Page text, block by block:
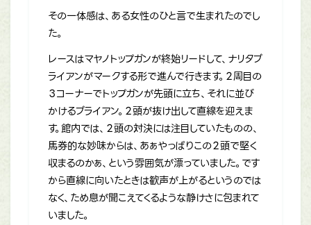
その一体感は、ある女性のひと言で生まれたのでし
た。
レースはマヤノトップガンが終始リードして、ナリタブ
ライアンがマークする形で進んで行きます。２周目の
３コーナーでトップガンが先頭に立ち、それに並び
かけるブライアン。２頭が抜け出して直線を迎えま
す。館内では、２頭の対決には注目していたものの、
馬券的な妙味からは、あぁやっぱりこの２頭で堅く
収まるのかぁ、という雰囲気が漂っていました。です
から直線に向いたときは歓声が上がるというのでは
なく、ため息が聞こえてくるような静けさに包まれて
いました。